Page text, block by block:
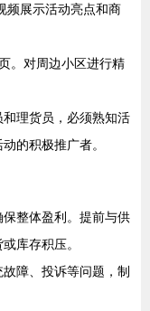
频展示活动亮点和商
。对周边小区进行精
和理货员，必须熟知活
的积极推广者。
保整体盈利。提前与供
库存积压。
障、投诉等问题，制